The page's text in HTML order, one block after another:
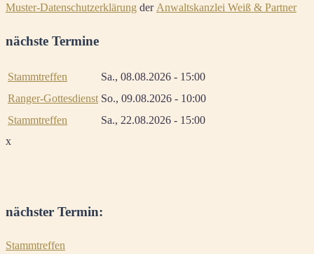
Muster-Datenschutzerklärung der Anwaltskanzlei Weiß & Partner
nächste Termine
Stammtreffen
Sa., 08.08.2026 - 15:00
Ranger-Gottesdienst So., 09.08.2026 - 10:00
Stammtreffen
Sa., 22.08.2026 - 15:00
x
nächster Termin:
Stammtreffen